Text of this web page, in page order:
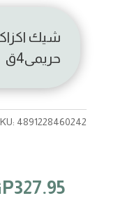
شيك
حريمى4ق
4891228460242
327.95